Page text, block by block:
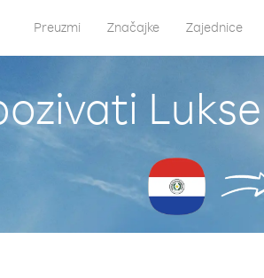
Preuzmi Značajke Zajednice